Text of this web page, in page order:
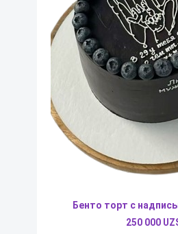
Бенто торт с
250 000